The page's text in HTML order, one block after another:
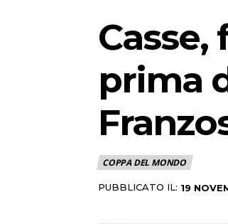
prima
COPPA DEL MONDO
PUBBLICATO IL: 19